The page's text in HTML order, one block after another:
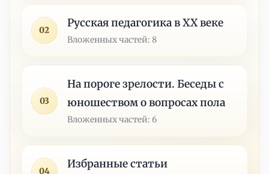
02
Русская педагогика в XX веке
Вложенных частей: 8
03
На пороге зрелости. Беседы с
юношеством о вопросах пола
Вложенных частей: 6
04
Избранные статьи